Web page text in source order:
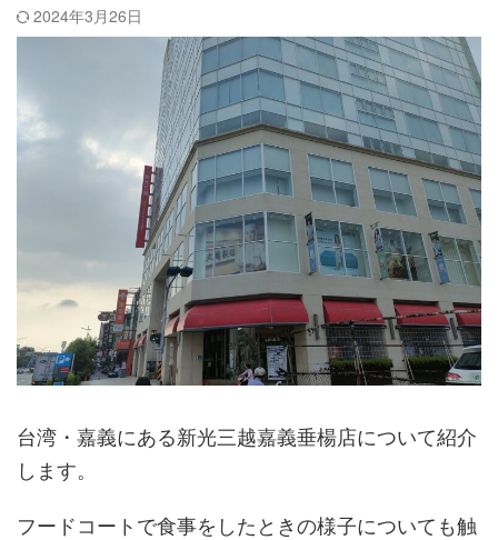
2024年3月26日
台湾・嘉義にある新光三越嘉義垂楊店について紹介
します。
フードコートで食事をしたときの様子についても触